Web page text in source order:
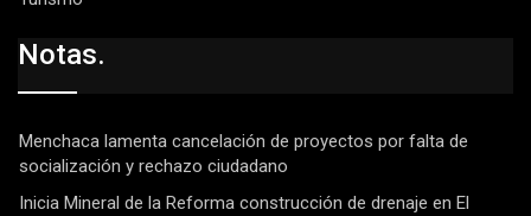
Notas.
Menchaca lamenta cancelación de proyectos por falta de
socialización y rechazo ciudadano
Inicia Mineral de la Reforma construcción de drenaje en El